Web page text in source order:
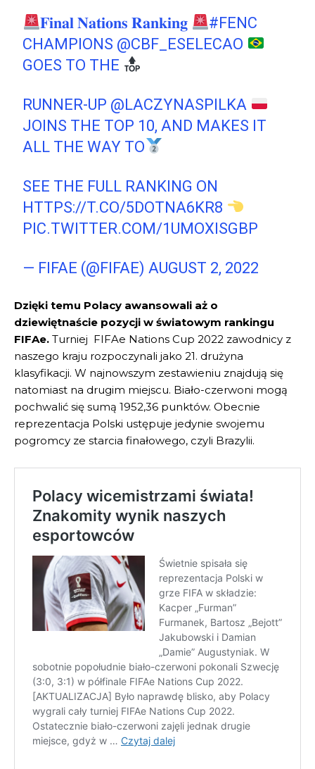
𝐅𝐢𝐧𝐚𝐥 𝐍𝐚𝐭𝐢𝐨𝐧𝐬 𝐑𝐚𝐧𝐤𝐢𝐧𝐠
#FENC
CHAMPIONS @CBF_ESELECAO
GOES TO THE
RUNNER-UP @LACZYNASPILKA
JOINS THE TOP 10, AND MAKES IT
ALL THE WAY TO
SEE THE FULL RANKING ON
HTTPS://T.CO/5DOTNA6KR8
PIC.TWITTER.COM/1UMOXISGBP
— FIFAE (@FIFAE)AUGUST 2, 2022
Dzięki temu Polacy awansowali aż o
dziewiętnaście pozycji w światowym rankingu
FIFAe. Turniej FIFAe Nations Cup 2022 zawodnicy z
naszego kraju rozpoczynali jako 21. drużyna
klasyfikacji. W najnowszym zestawieniu znajdują się
natomiast na drugim miejscu. Biało-czerwoni mogą
pochwalić się sumą 1952,36 punktów. Obecnie
reprezentacja Polski ustępuje jedynie swojemu
pogromcy ze starcia finałowego, czyli Brazylii.